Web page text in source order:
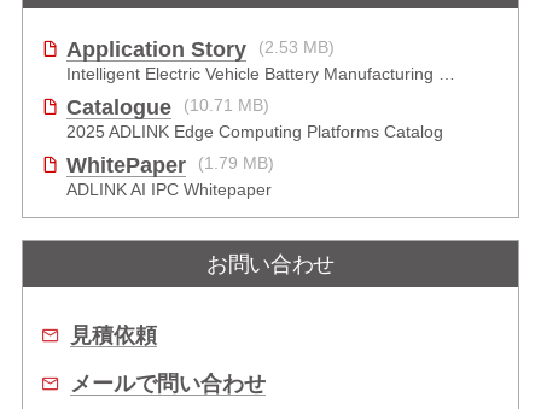
Application Story
(2.53 MB)
Catalogue
(10.71 MB)
2025 ADLINK Edge Computing Platforms Catalog
WhitePaper
(1.79 MB)
ADLINK AI IPC Whitepaper
お問い合わせ
見積依頼
メールで問い合わせ